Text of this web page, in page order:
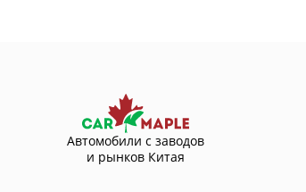
Автомобили с заводов
и рынков Китая